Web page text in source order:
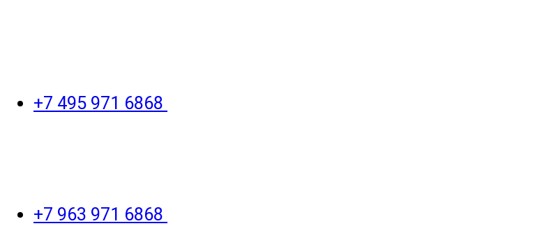
+7 495 971 6868
+7 963 971 6868